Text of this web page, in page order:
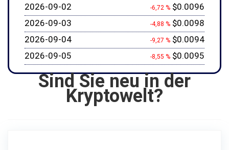
2026-09-02
-6,72 % $0.0096
2026-09-03
-4,88 % $0.0098
2026-09-04
-9,27 % $0.0094
2026-09-05
-8,55 % $0.0095
Sind Sie neu in der
Kryptowelt?